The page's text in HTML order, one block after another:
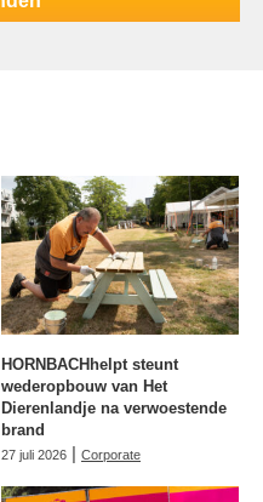
HORNBACHhelpt steunt
wederopbouw van Het
Dierenlandje na verwoestende
brand
27 juli 2026 | Corporate